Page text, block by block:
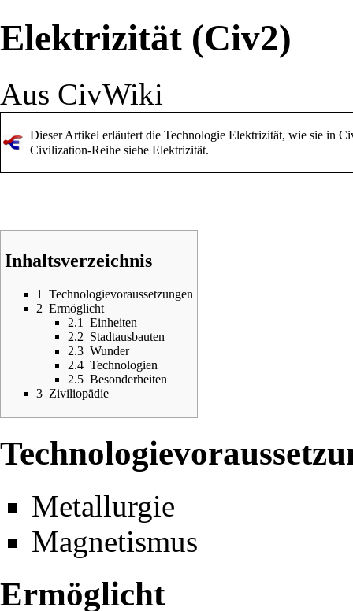
Elektrizität (Civ2)
Aus CivWiki
Dieser Artikel erläutert die Technologie Elektrizität, wie sie in
Civilization-Reihe siehe Elektrizität.
Inhaltsverzeichnis
1
Technologievoraussetzungen
2 Ermöglicht
2.1
Einheiten
2.2 Stadtausbauten
2.3 Wunder
2.4 Technologien
2.5 Besonderheiten
3 Ziviliopädie
Metallurgie
Magnetismus
Ermöglicht